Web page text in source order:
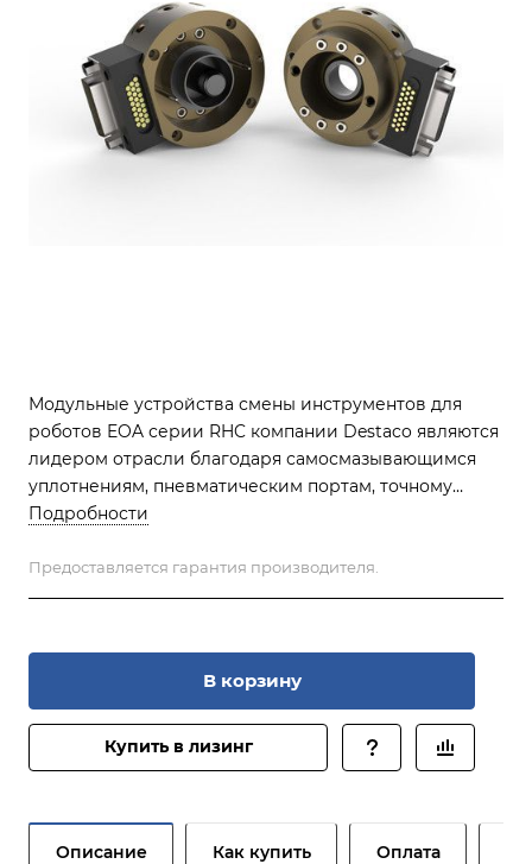
Модульные устройства смены инструментов для
роботов EOA серии RHC компании Destaco являются
лидером отрасли благодаря самосмазывающимся
уплотнениям, пневматическим портам, точному
позиционированию конусов и отказоустойчивой
быстрого отключения, ввода / вывода, подачи
воздуха, воды, сварочного тока, сервопривода,
фиксирующий механизм, высокое соотношение веса
и полезной нагрузки, применяемое в
промышленности, и жесткое анодирование для
улучшения износа в течение длительного периода.
Подробности
Предоставляется гарантия производителя.
В корзину
Купить в лизинг
Описание Как купить Оплата